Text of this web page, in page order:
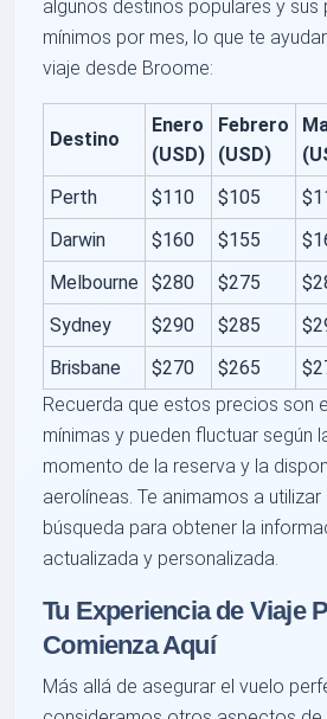
algunos destinos populares y
mínimos por mes, lo que te
viaje desde Broome:
Destino
Enero
(USD)
Febrero
(USD)
Perth
$110 $105
Darwin
$160 $155
Melbourne $280 $275
Sydney
$290 $285
Brisbane
$270 $265
Recuerda que estos precios son
mínimas y pueden fluctuar según
momento de la reserva y la
aerolíneas. Te animamos a
búsqueda para obtener la
actualizada y personalizada.
Tu Experiencia de Viaje
Comienza Aquí
Más allá de asegurar el vuelo